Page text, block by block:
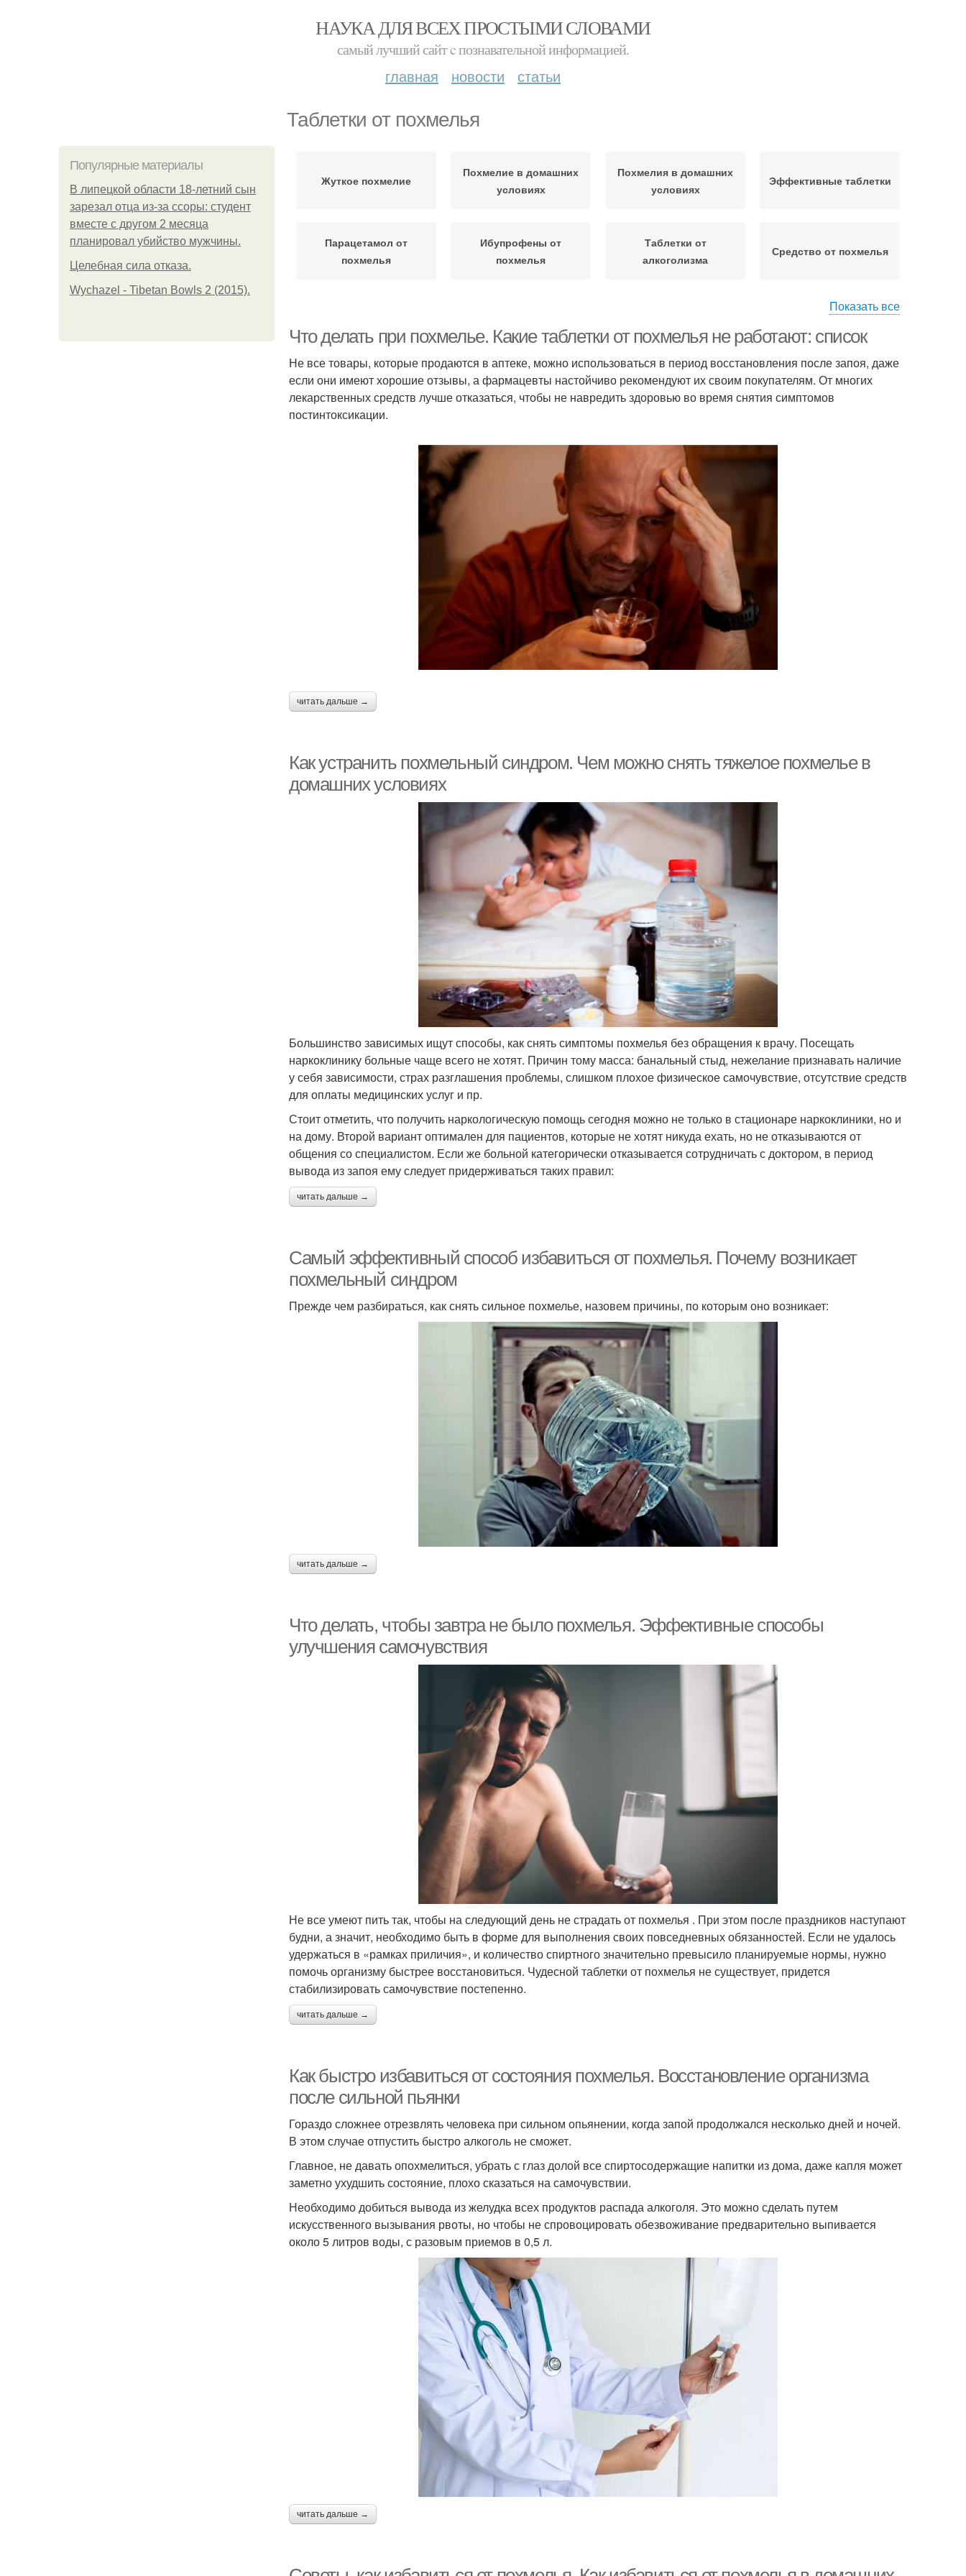
НАУКА ДЛЯ ВСЕХ ПРОСТЫМИ СЛОВАМИ
самый лучший сайт c познавательной информацией.
главная новости статьи
Таблетки от похмелья
Популярные материалы
В липецкой области 18-летний сын
зарезал отца из-за ссоры: студент
вместе с другом 2 месяца
планировал убийство мужчины.
Целебная сила отказа.
Wychazel - Tibetan Bowls 2 (2015).
Жуткое похмелие
Похмелие в домашних
условиях
Похмелия в домашних
условиях
Эффективные таблетки
Парацетамол от
похмелья
Ибупрофены от
похмелья
Таблетки от
алкоголизма
Средство от похмелья
похмелье
Сорбенты от похмелья
Энтеросорбенты при
похмелье
Эликсир от похмелья Похмелие от пива
Показать все
Что делать при похмелье. Какие таблетки от похмелья не работают: список
Не все товары, которые продаются в аптеке, можно использоваться в период восстановления после запоя, даже
если они имеют хорошие отзывы, а фармацевты настойчиво рекомендуют их своим покупателям. От многих
лекарственных средств лучше отказаться, чтобы не навредить здоровью во время снятия симптомов
постинтоксикации.
читать дальше →
Как устранить похмельный синдром. Чем можно снять тяжелое похмелье в
домашних условиях
Большинство зависимых ищут способы, как снять симптомы похмелья без обращения к врачу. Посещать
наркоклинику больные чаще всего не хотят. Причин тому масса: банальный стыд, нежелание признавать наличие
у себя зависимости, страх разглашения проблемы, слишком плохое физическое самочувствие, отсутствие средств
для оплаты медицинских услуг и пр.
Стоит отметить, что получить наркологическую помощь сегодня можно не только в стационаре наркоклиники, но и
на дому. Второй вариант оптимален для пациентов, которые не хотят никуда ехать, но не отказываются от
общения со специалистом. Если же больной категорически отказывается сотрудничать с доктором, в период
вывода из запоя ему следует придерживаться таких правил:
читать дальше →
Самый эффективный способ избавиться от похмелья. Почему возникает
похмельный синдром
Прежде чем разбираться, как снять сильное похмелье, назовем причины, по которым оно возникает:
читать дальше →
Что делать, чтобы завтра не было похмелья. Эффективные способы
улучшения самочувствия
Не все умеют пить так, чтобы на следующий день не страдать от похмелья . При этом после праздников наступают
будни, а значит, необходимо быть в форме для выполнения своих повседневных обязанностей. Если не удалось
удержаться в «рамках приличия», и количество спиртного значительно превысило планируемые нормы, нужно
помочь организму быстрее восстановиться. Чудесной таблетки от похмелья не существует, придется
стабилизировать самочувствие постепенно.
читать дальше →
Как быстро избавиться от состояния похмелья. Восстановление организма
после сильной пьянки
Гораздо сложнее отрезвлять человека при сильном опьянении, когда запой продолжался несколько дней и ночей.
В этом случае отпустить быстро алкоголь не сможет.
Главное, не давать опохмелиться, убрать с глаз долой все спиртосодержащие напитки из дома, даже капля может
заметно ухудшить состояние, плохо сказаться на самочувствии.
Необходимо добиться вывода из желудка всех продуктов распада алкоголя. Это можно сделать путем
искусственного вызывания рвоты, но чтобы не спровоцировать обезвоживание предварительно выпивается
около 5 литров воды, с разовым приемов в 0,5 л.
читать дальше →